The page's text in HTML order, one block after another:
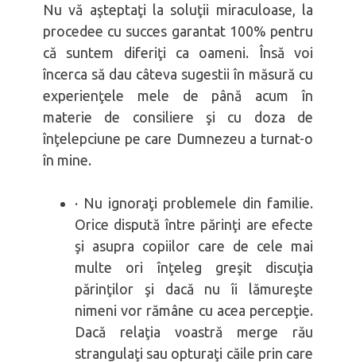
Nu vă aşteptaţi la soluţii miraculoase, la
procedee cu succes garantat 100% pentru
că suntem diferiţi ca oameni. Însă voi
încerca să dau câteva sugestii în măsură cu
experienţele mele de până acum în
materie de consiliere şi cu doza de
înţelepciune pe care Dumnezeu a turnat-o
în mine.
· Nu ignoraţi problemele din familie.
Orice dispută între părinţi are efecte
şi asupra copiilor care de cele mai
multe ori înţeleg greşit discuţia
părinţilor şi dacă nu îi lămureşte
nimeni vor rămâne cu acea percepţie.
Dacă relaţia voastră merge rău
strangulaţi sau opturaţi căile prin care